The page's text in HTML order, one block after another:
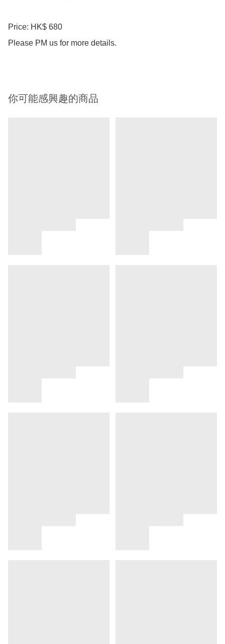
Price: HK$ 680
Please PM us for more details.
你可能感興趣的商品